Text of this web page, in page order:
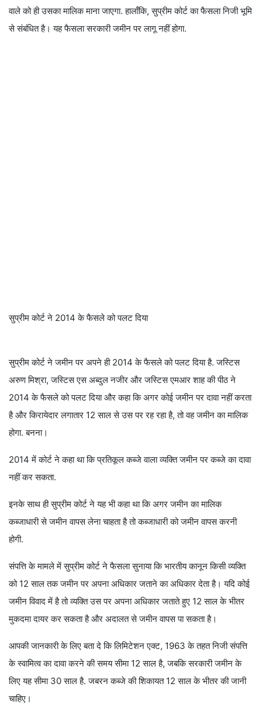
वाले को ही उसका मालिक माना जाएगा. हालाँकि, सुप्रीम कोर्ट का फैसला निजी भूमि
से संबंधित है। यह फैसला सरकारी जमीन पर लागू नहीं होगा.
सुप्रीम कोर्ट ने 2014 के फैसले को पलट दिया
सुप्रीम कोर्ट ने जमीन पर अपने ही 2014 के फैसले को पलट दिया है. जस्टिस
अरुण मिश्रा, जस्टिस एस अब्दुल नजीर और जस्टिस एमआर शाह की पीठ ने
2014 के फैसले को पलट दिया और कहा कि अगर कोई जमीन पर दावा नहीं करता
है और किरायेदार लगातार 12 साल से उस पर रह रहा है, तो वह जमीन का मालिक
होगा. बनना।
2014 में कोर्ट ने कहा था कि प्रतिकूल कब्जे वाला व्यक्ति जमीन पर कब्जे का दावा
नहीं कर सकता.
इनके साथ ही सुप्रीम कोर्ट ने यह भी कहा था कि अगर जमीन का मालिक
कब्जाधारी से जमीन वापस लेना चाहता है तो कब्जाधारी को जमीन वापस करनी
होगी.
संपत्ति के मामले में सुप्रीम कोर्ट ने फैसला सुनाया कि भारतीय कानून किसी व्यक्ति
को 12 साल तक जमीन पर अपना अधिकार जताने का अधिकार देता है। यदि कोई
जमीन विवाद में है तो व्यक्ति उस पर अपना अधिकार जताते हुए 12 साल के भीतर
मुकदमा दायर कर सकता है और अदालत से जमीन वापस पा सकता है।
आपकी जानकारी के लिए बता दे कि लिमिटेशन एक्ट, 1963 के तहत निजी संपत्ति
के स्वामित्व का दावा करने की समय सीमा 12 साल है, जबकि सरकारी जमीन के
लिए यह सीमा 30 साल है. जबरन कब्जे की शिकायत 12 साल के भीतर की जानी
चाहिए।